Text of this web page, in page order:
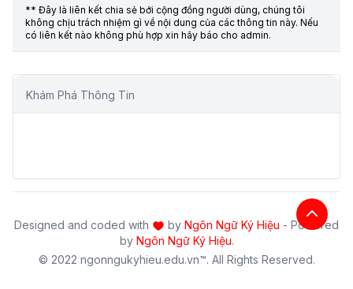
** Đây là liên kết chia sẻ bới cộng đồng người dùng, chúng tôi
không chịu trách nhiệm gì về nội dung của các thông tin này. Nếu
có liên kết nào không phù hợp xin hãy báo cho admin.
Khám Phá Thông Tin
Designed and coded with by Ngôn Ngữ Ký Hiệu - Powered
by Ngôn Ngữ Ký Hiệu.
© 2022 ngonngukyhieu.edu.vn™. All Rights Reserved.